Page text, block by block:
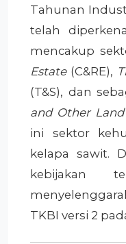
Tahunan
telah
mencakup
Estate (C&RE),
(T&S), dan
and Other Land
ini sektor
kelapa sawit.
kebijakan
TKBI versi 2